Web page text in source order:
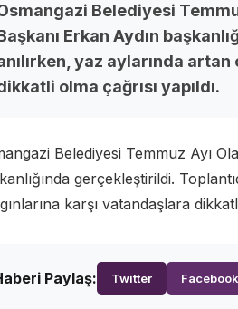
Belediyesi
Erkan Aydın
yaz aylarında
olma çağrısı yapıldı.
Belediyesi Temmuz Ayı
gerçekleştirildi.
karşı vatandaşlara
Paylaş: Twitter Facebook